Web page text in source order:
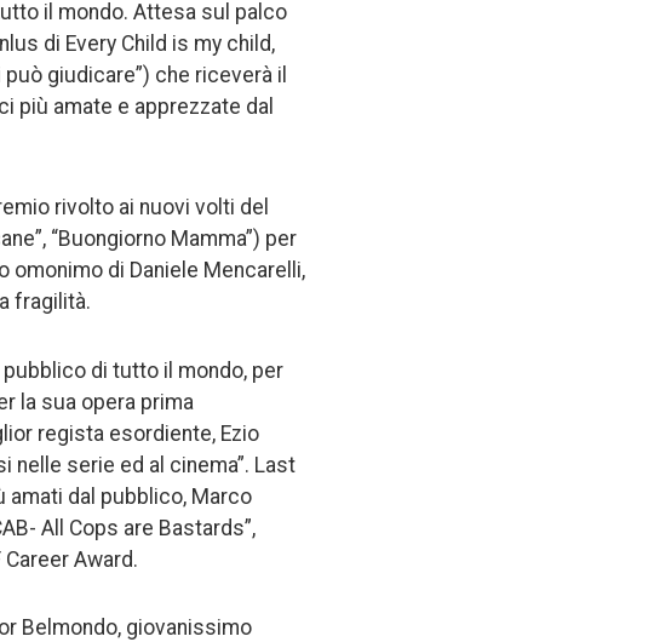
il mondo. Attesa sul palco
di Every Child is my child,
giudicare”) che riceverà il
più amate e apprezzate dal
rivolto ai nuovi volti del
“Buongiorno Mamma”) per
omonimo di Daniele Mencarelli,
fragilità.
di tutto il mondo, per
la sua opera prima
regista esordiente, Ezio
nelle serie ed al cinema”. Last
amati dal pubblico, Marco
All Cops are Bastards”,
Award.
Belmondo, giovanissimo